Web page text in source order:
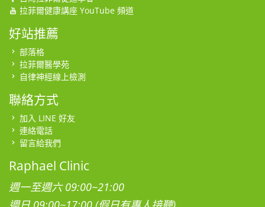
拉菲爾健康講座 YouTube 頻道
好站推薦
部落格
拉菲爾醫學苑
自律神經線上檢測
聯絡方式
加入 LINE 好友
連絡電話
留言給我們
Raphael Clinic
週一至週六 09:00~21:00